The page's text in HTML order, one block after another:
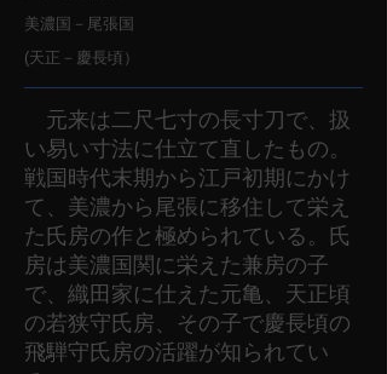
美濃国－尾張国
(天正－慶長頃）
元来は二尺七寸の長寸刀で、扱
い易い寸法に仕立て直したもの。
戦国時代末期から江戸初期にかけ
て、美濃から尾張に移住して栄え
た氏房の作と極められている。氏
房は美濃国関に栄えた兼房の子
で、織田家に仕えた元亀、天正頃
の若狭守氏房、その子で慶長頃の
飛騨守氏房の活躍が知られてい